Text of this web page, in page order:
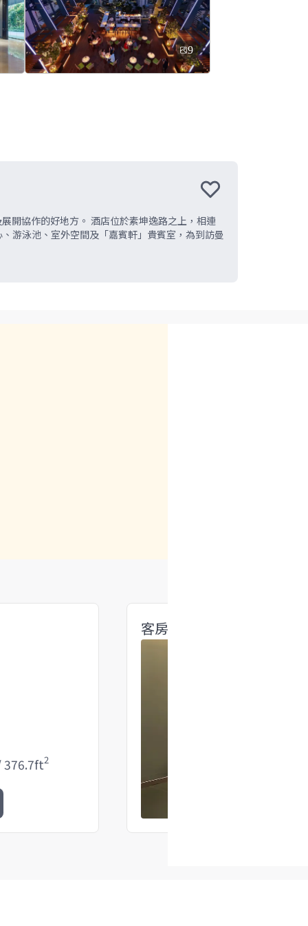
9
開協作的好地方。 酒店位於素坤逸路之上，相連
游泳池、室外空間及「嘉賓軒」貴賓室，為到訪曼
376.7ft2
客房兩小床